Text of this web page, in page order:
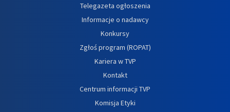
Telegazeta ogłoszenia
Informacje o nadawcy
Konkursy
Zgłoś program (ROPAT)
Kariera w TVP
Kontakt
Centrum informacji TVP
Komisja Etyki